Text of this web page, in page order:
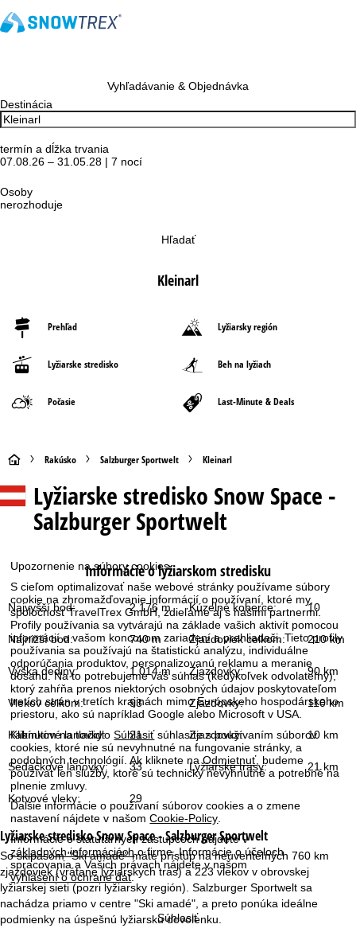
Upozornenie na súbory cookies
S cieľom optimalizovať naše webové stránky používame súbory
cookie na zhromažďovanie informácií o používaní, ktoré my,
spoločnosť TravelTrex GmbH, zdieľame aj s našimi partnermi.
Profily používania sa vytvárajú na základe vašich aktivít pomocou
informácií o vašom koncovom zariadení a prehliadači. Tieto profily
používania sa používajú na štatistickú analýzu, individuálne
odporúčania produktov, personalizovanú reklamu a meranie
dosahu. Na to potrebujeme váš súhlas (kedykoľvek odvolateľný),
ktorý zahŕňa prenos niektorých osobných údajov poskytovateľom
tretích strán v tretích krajinách mimo Európskeho hospodárskeho
priestoru, ako sú napríklad Google alebo Microsoft v USA.
Kliknutím na tlačidloSúhlasiťsúhlasíte s používaním súborov
cookies, ktoré nie sú nevyhnutné na fungovanie stránky, a
podobných technológií. Ak kliknete naOdmietnuť, budeme
používať len služby, ktoré sú technicky nevyhnutné a potrebné na
plnenie zmluvy.
Ďalšie informácie o používaní súborov cookies a o zmene
nastavení nájdete v našomCookie-Policy
Informácie o štatutárnych zástupcoch nájdete v
základných informáciácho firme. Informácie o účeloch
spracovania a Vašich právach nájdete v našom
vyhlásení o ochrane dát.
Súhlasiť
Vyhľadávanie & Objednávka
Destinácia
termín a dĺžka trvania
07.08.26 – 31.05.28 | 7 nocí
Osoby
nerozhoduje
Hľadať
Kleinarl
Prehľad Lyžiarsky región
Lyžiarske stredisko Beh na lyžiach
Počasie Last-Minute & Deals
H
l
n
á
s
t
r
á
n
k
a
Rakúsko Salzburger Sportwelt Kleinarl
Lyžiarske stredisko Snow Space -
Salzburger Sportwelt
Informácie o lyžiarskom stredisku
Najvyšší bod: 2 176 m Kúzelné koberce: 10
Najnižší bod: 740 m Zjazdoviek celkom: 210 km
Výška dediny: 1 014 m Zjazdovky: 90 km
Vlekov celkom: 93 Zjazdovky: 110 km
Kabínkové lanovky: 21 Zjazdovky: 10 km
Sedačkové lanovky: 33 Lyžiarske trasy: 21 km
Kotvové vleky: 29
Lyžiarske strediskoSnow Space - Salzburger Sportwelt
So skipasom "Ski amadé" máte prístup na neuveriteľných 760 km
zjazdoviek (vrátane lyžiarskych trás) a 223 vlekov v obrovskej
lyžiarskej sieti (pozri lyžiarsky región). Salzburger Sportwelt sa
nachádza priamo v centre "Ski amadé", a preto ponúka ideálne
podmienky na úspešnú lyžiarsku dovolenku.